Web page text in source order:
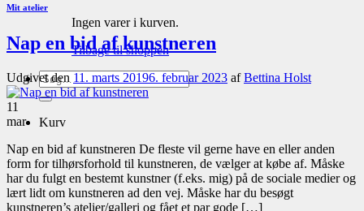
Ingen varer i kurven.
Tilbage til shoppen
Søg
efter:
Kurv
Mit atelier
Nap en bid af kunstneren
Udgivet den 11. marts 20196. februar 2023 afBettina Holst
11
mar
Nap en bid af kunstneren De fleste vil gerne have en eller anden
form for tilhørsforhold til kunstneren, de vælger at købe af. Måske
har du fulgt en bestemt kunstner (f.eks. mig) på de sociale medier og
lært lidt om kunstneren ad den vej. Måske har du besøgt
kunstneren’s atelier/galleri og fået et par gode […]